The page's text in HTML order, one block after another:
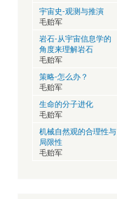
宇宙史-观测与推演
毛贻军
岩石-从宇宙信息学的
角度来理解岩石
毛贻军
策略-怎么办？
毛贻军
生命的分子进化
毛贻军
机械自然观的合理性与
局限性
毛贻军